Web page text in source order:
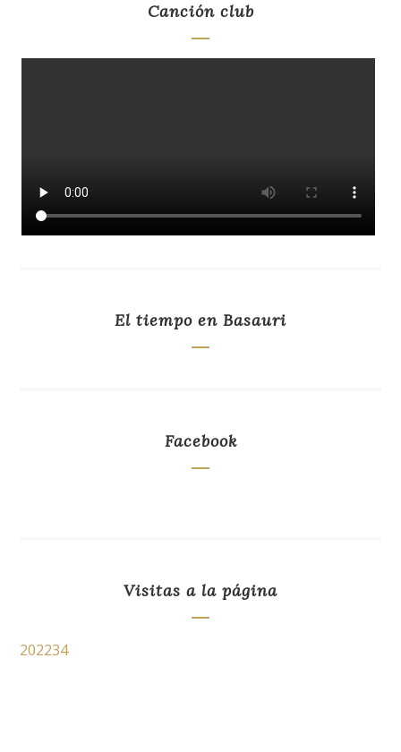
Canción club
El tiempo en Basauri
Facebook
Visitas a la página
202234